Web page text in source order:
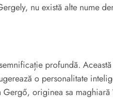
nu există alte nume
profundă.
o personalitate
originea sa